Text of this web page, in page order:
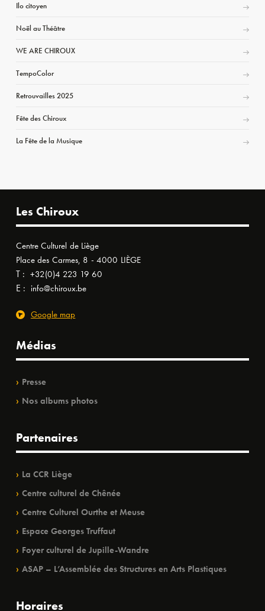
Ilo citoyen
Noël au Théâtre
WE ARE CHIROUX
TempoColor
Retrouvailles 2025
Fête des Chiroux
La Fête de la Musique
Les Chiroux
Centre Culturel de Liège
Place des Carmes, 8 - 4000 LIÈGE
T : +32(0)4 223 19 60
E : info@chiroux.be
Google map
Médias
Presse
Nos albums photos
Partenaires
La CCR Liège
Centre culturel de Chênée
Centre Culturel Ourthe et Meuse
Espace Georges Truffaut
Foyer culturel de Jupille-Wandre
ASAP – L’Assemblée des Structures en Arts Plastiques
Horaires